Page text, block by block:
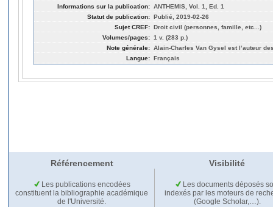
Informations sur la publication: ANTHEMIS, Vol. 1, Ed. 1
Statut de publication: Publié, 2019-02-26
Sujet CREF: Droit civil (personnes, famille, etc...)
Volumes/pages: 1 v. (283 p.)
Note générale: Alain-Charles Van Gysel est l’auteur
Langue: Français
Référencement Visibilité
Les publications encodées
constituent la bibliographie académique
de l'Université.
Les documents déposés
indexés par les moteurs de
(Google Scholar,…).